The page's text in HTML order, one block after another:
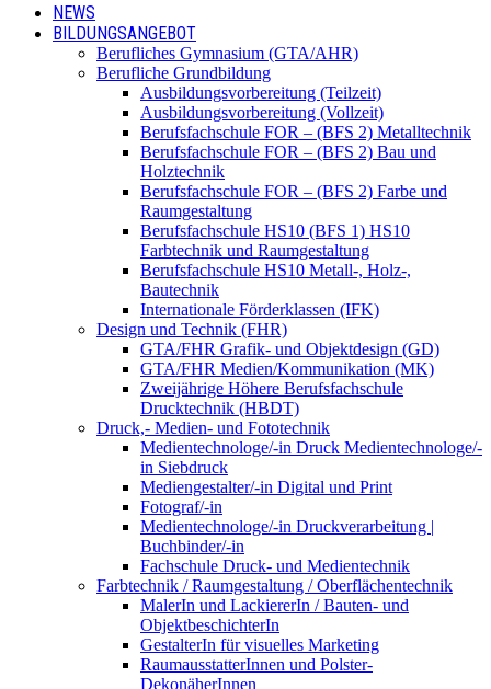
NEWS
BILDUNGSANGEBOT
Berufliches Gymnasium (GTA/AHR)
Berufliche Grundbildung
Ausbildungsvorbereitung (Teilzeit)
Ausbildungsvorbereitung (Vollzeit)
Berufsfachschule FOR – (BFS 2) Metalltechnik
Berufsfachschule FOR – (BFS 2) Bau und
Holztechnik
Berufsfachschule FOR – (BFS 2) Farbe und
Raumgestaltung
Berufsfachschule HS10 (BFS 1) HS10
Farbtechnik und Raumgestaltung
Berufsfachschule HS10 Metall-, Holz-,
Bautechnik
Internationale Förderklassen (IFK)
Design und Technik (FHR)
GTA/FHR Grafik- und Objektdesign (GD)
GTA/FHR Medien/Kommunikation (MK)
Zweijährige Höhere Berufsfachschule
Drucktechnik (HBDT)
Druck,- Medien- und Fototechnik
Medientechnologe/-in Druck Medientechnologe/-
in Siebdruck
Mediengestalter/-in Digital und Print
Fotograf/-in
Medientechnologe/-in Druckverarbeitung |
Buchbinder/-in
Fachschule Druck- und Medientechnik
Farbtechnik / Raumgestaltung / Oberflächentechnik
MalerIn und LackiererIn / Bauten- und
ObjektbeschichterIn
GestalterIn für visuelles Marketing
RaumausstatterInnen und Polster-
DekonäherInnen